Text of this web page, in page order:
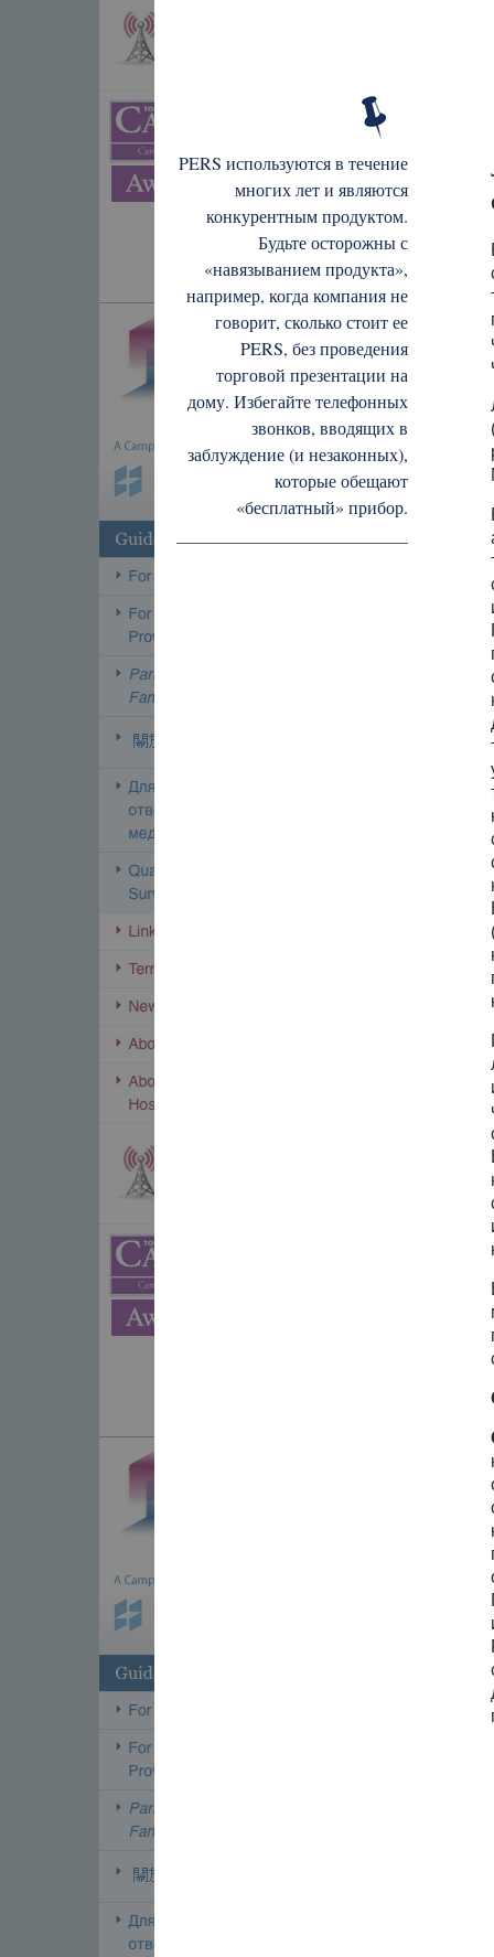
PERS используются в течение
многих лет и являются
конкурентным продуктом.
Будьте осторожны с
«навязыванием продукта»,
например, когда компания не
говорит, сколько стоит ее
PERS, без проведения
торговой презентации на
дому. Избегайте телефонных
звонков, вводящих в
заблуждение (и незаконных),
которые обещают
«бесплатный» прибор.